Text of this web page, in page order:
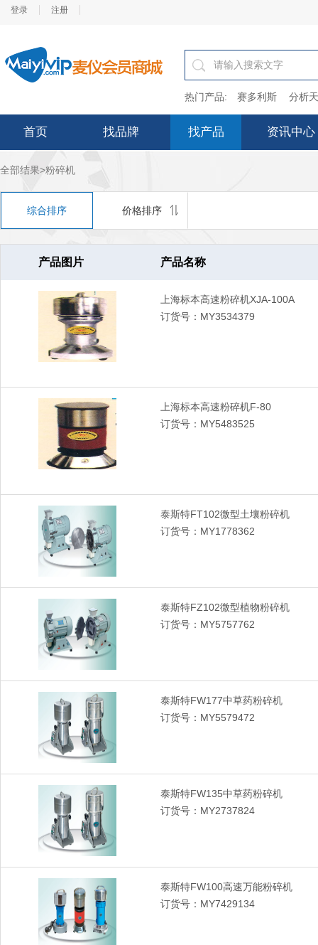
登录 注册
热门产品: 赛多利斯 分析
首页 找品牌 找产品 资讯中心
全部结果>粉碎机
综合排序 价格排序
产品图片 产品名称
上海标本高速粉碎机XJA-100A
订货号：MY3534379
上海标本高速粉碎机F-80
订货号：MY5483525
泰斯特FT102微型土壤粉碎机
订货号：MY1778362
泰斯特FZ102微型植物粉碎机
订货号：MY5757762
泰斯特FW177中草药粉碎机
订货号：MY5579472
泰斯特FW135中草药粉碎机
订货号：MY2737824
泰斯特FW100高速万能粉碎机
订货号：MY7429134